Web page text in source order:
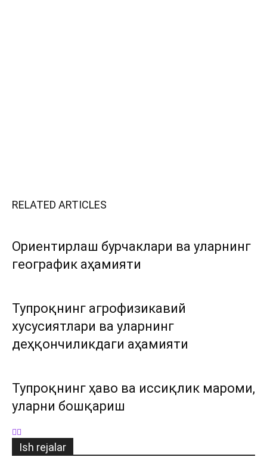
RELATED ARTICLES
Ориентирлаш бурчаклари ва уларнинг
географик аҳамияти
Тупроқнинг агрофизикавий
хусусиятлари ва уларнинг
деҳқончиликдаги аҳамияти
Тупроқнинг ҳаво ва иссиқлик мароми,
уларни бошқариш
Ish rejalar